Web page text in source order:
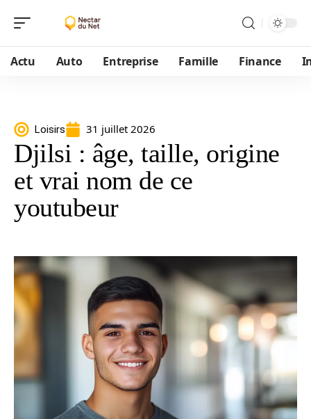
Actu Auto Entreprise Famille Finance
Loisirs 31 juillet 2026
Djilsi : âge, taille, origine
et vrai nom de ce
youtubeur